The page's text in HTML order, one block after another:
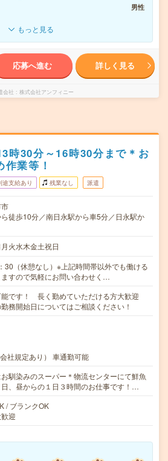
男性
もっと見る
応募へ進む 詳しく見る
会社 株式会社アンフィニー
時30分～16時30分まで＊お
業等！
途支給あり 残業なし 派遣
徒歩10分／南日永駅から車5分／日永駅か
火水木金土祝日
30（休憩なし）※上記時間帯以外でも働ける
すので気軽にお問い合わせく…
です！ 長く勤めていただける方大歓迎
務開始日についてはご相談ください！
社規定あり） 車通勤可能
馴染みのスーパー＊物流センターにて鮮魚
、昼からの１日３時間のお仕事です！…
/ ブランクOK
迎